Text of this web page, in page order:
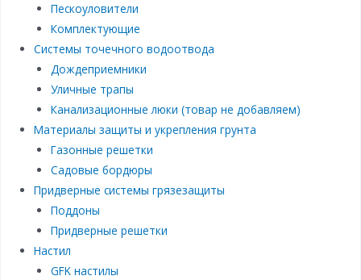
Пескоуловители
Комплектующие
Системы точечного водоотвода
Дождеприемники
Уличные трапы
Канализационные люки (товар не добавляем)
Материалы защиты и укрепления грунта
Газонные решетки
Садовые бордюры
Придверные системы грязезащиты
Поддоны
Придверные решетки
Настил
GFK настилы